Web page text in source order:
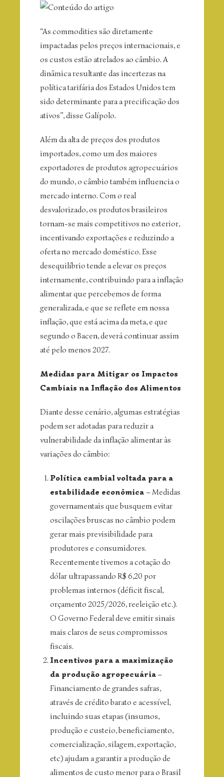
“As commodities são diretamente
impactadas pelos preços internacionais, e
os custos estão atrelados ao câmbio. A
dinâmica resultante das incertezas na
política tarifária dos Estados Unidos tem
sido determinante para a precificação dos
ativos”, disse Galípolo.
Além da alta de preços dos produtos
importados, como um dos maiores
exportadores de produtos agropecuários
do mundo, o câmbio também influencia o
mercado interno. Com o real
desvalorizado, os produtos brasileiros
tornam-se mais competitivos no exterior,
incentivando exportações e reduzindo a
oferta no mercado doméstico. Esse
desequilíbrio tende a elevar os preços
internamente, contribuindo para a inflação
alimentar que percebemos de forma
generalizada, e que se reflete em nossa
inflação, que está acima da meta, e que
segundo o Bacen, deverá continuar assim
até pelo menos 2027.
Medidas para Mitigar os Impactos
Cambiais na Inflação dos Alimentos
Diante desse cenário, algumas estratégias
podem ser adotadas para reduzir a
vulnerabilidade da inflação alimentar às
variações do câmbio:
Política cambial voltada para a
estabilidade econômica – Medidas
governamentais que busquem evitar
oscilações bruscas no câmbio podem
gerar mais previsibilidade para
produtores e consumidores.
Recentemente tivemos a cotação do
dólar ultrapassando R$ 6,20 por
problemas internos (déficit fiscal,
orçamento 2025/2026, reeleição etc.).
O Governo Federal deve emitir sinais
mais claros de seus compromissos
fiscais.
Incentivos para a maximização
da produção agropecuária –
Financiamento de grandes safras,
através de crédito barato e acessível,
incluindo suas etapas (insumos,
produção e custeio, beneficiamento,
comercialização, silagem, exportação,
etc) ajudam a garantir a produção de
alimentos de custo menor para o Brasil